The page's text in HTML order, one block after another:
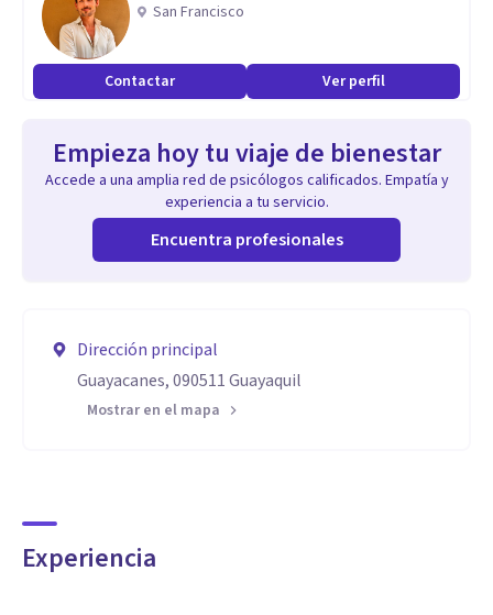
San Francisco
Contactar Ver perfil
Empieza hoy tu viaje de bienestar
Accede a una amplia red de psicólogos calificados. Empatía y
experiencia a tu servicio.
Encuentra profesionales
Dirección principal
Guayacanes, 090511 Guayaquil
Mostrar en el mapa
Experiencia